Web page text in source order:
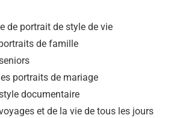
de portrait de style de vie
de famille
portraits de mariage
documentaire
et de la vie de tous les jours